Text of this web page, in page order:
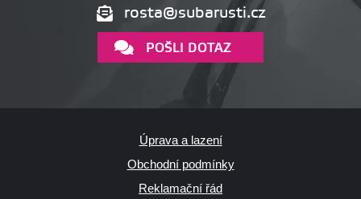
rosta@subarusti.cz
POŠLI DOTAZ
Úprava a lazení
Obchodní podmínky
Reklamační řád